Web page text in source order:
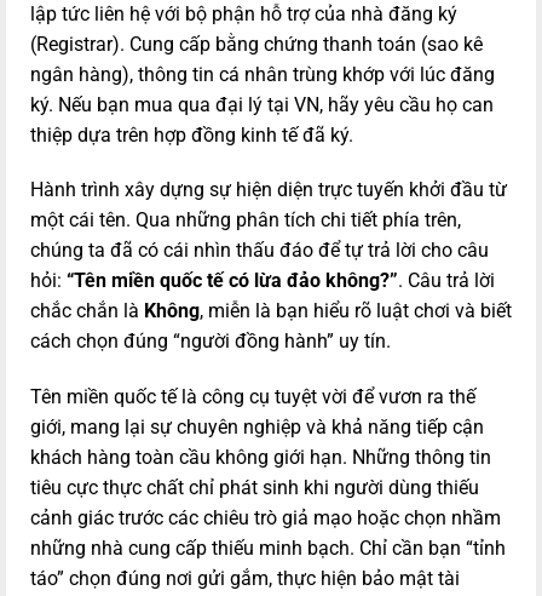
lập tức liên hệ với bộ phận hỗ trợ của nhà đăng ký
(Registrar). Cung cấp bằng chứng thanh toán (sao kê
ngân hàng), thông tin cá nhân trùng khớp với lúc đăng
ký. Nếu bạn mua qua đại lý tại VN, hãy yêu cầu họ can
thiệp dựa trên hợp đồng kinh tế đã ký.
Hành trình xây dựng sự hiện diện trực tuyến khởi đầu từ
một cái tên. Qua những phân tích chi tiết phía trên,
chúng ta đã có cái nhìn thấu đáo để tự trả lời cho câu
hỏi: “Tên miền quốc tế có lừa đảo không?”. Câu trả lời
chắc chắn là Không, miễn là bạn hiểu rõ luật chơi và biết
cách chọn đúng “người đồng hành” uy tín.
Tên miền quốc tế là công cụ tuyệt vời để vươn ra thế
giới, mang lại sự chuyên nghiệp và khả năng tiếp cận
khách hàng toàn cầu không giới hạn. Những thông tin
tiêu cực thực chất chỉ phát sinh khi người dùng thiếu
cảnh giác trước các chiêu trò giả mạo hoặc chọn nhầm
những nhà cung cấp thiếu minh bạch. Chỉ cần bạn “tỉnh
táo” chọn đúng nơi gửi gắm, thực hiện bảo mật tài